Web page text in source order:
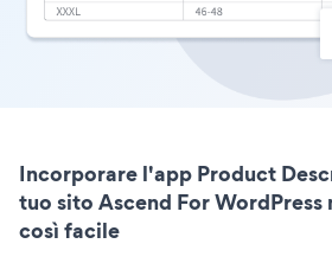
Incorporare l'app Product
tuo sito Ascend For WordPress
così facile